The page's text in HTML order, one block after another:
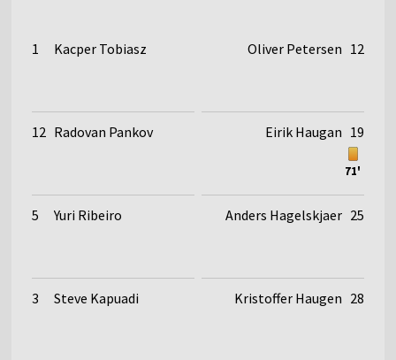
1 Kacper Tobiasz
12 Radovan Pankov
5 Yuri Ribeiro
3 Steve Kapuadi
Oliver Petersen 12
71'
Eirik Haugan 19
Anders Hagelskjaer 25
Kristoffer Haugen 28